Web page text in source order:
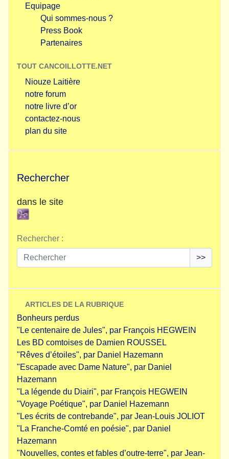
Equipage
Qui sommes-nous ?
Press Book
Partenaires
TOUT CANCOILLOTTE.NET
Niouze Laitière
notre forum
notre livre d’or
contactez-nous
plan du site
Rechercher
dans le site
Rechercher :
>>
ARTICLES DE LA RUBRIQUE
Bonheurs perdus
"Le centenaire de Jules", par François HEGWEIN
Les BD comtoises de Damien ROUSSEL
"Rêves d’étoiles", par Daniel Hazemann
"Escapade avec Dame Nature", par Daniel
Hazemann
"La légende du Diairi", par François HEGWEIN
"Voyage Poétique", par Daniel Hazemann
"Les écrits de contrebande", par Jean-Louis JOLIOT
"La Franche-Comté en poésie", par Daniel
Hazemann
"Nouvelles, contes et fables d’outre-terre", par Jean-